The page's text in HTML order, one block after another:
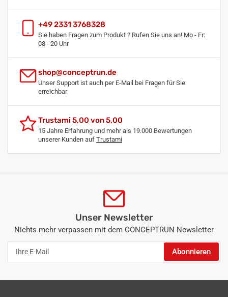
+49 2331 3768328
Sie haben Fragen zum Produkt ? Rufen Sie uns an! Mo - Fr:
08 - 20 Uhr
shop@conceptrun.de
Unser Support ist auch per E-Mail bei Fragen für Sie
erreichbar
Trustami 5,00 von 5,00
15 Jahre Erfahrung und mehr als 19.000 Bewertungen
unserer Kunden auf Trustami
Unser Newsletter
Nichts mehr verpassen mit dem CONCEPTRUN Newsletter
Mail
Abonnieren